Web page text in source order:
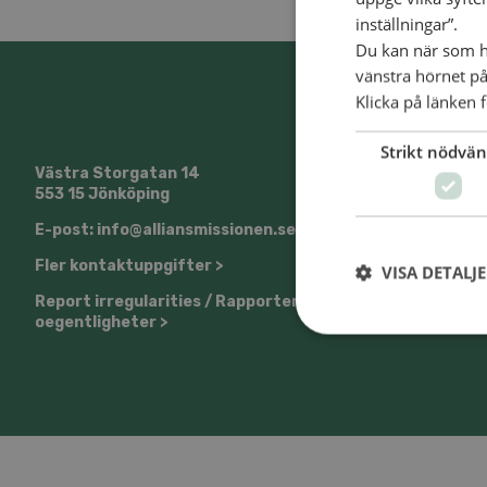
Västra Storgatan 14
553 15 Jönköping
E-post: info@alliansmissionen.se
Fler kontaktuppgifter >
Report irregularities / Rapportera
oegentligheter >
inställningar”.
Du kan när som
vänstra hörnet
Klicka på länken
Strikt
VISA